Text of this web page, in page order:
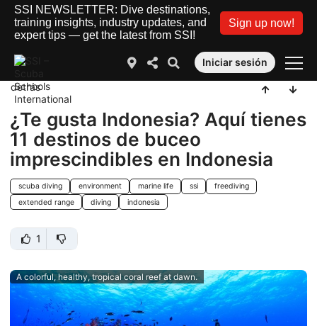
SSI NEWSLETTER: Dive destinations,
training insights, industry updates, and
expert tips — get the latest from SSI!
Sign up now!
Iniciar sesión
detrás
¿Te gusta Indonesia? Aquí tienes
11 destinos de buceo
imprescindibles en Indonesia
scuba diving environment marine life ssi
freediving
extended range
diving indonesia
1
A colorful, healthy, tropical coral reef at dawn.